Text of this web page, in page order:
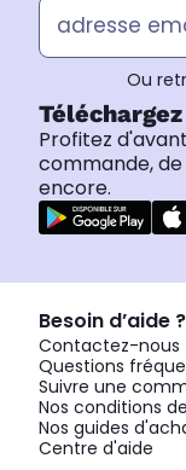
Ou
Profitez
commande,
encore.
Besoin d’aide ?
Contactez-nous
Questions
Suivre une
Nos conditions
Nos guides
Centre d'aide